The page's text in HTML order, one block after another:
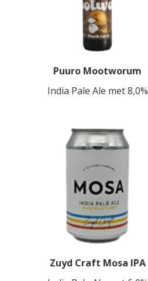
Puuro Mootworum
India Pale Ale met 8,0%
Zuyd Craft Mosa IPA